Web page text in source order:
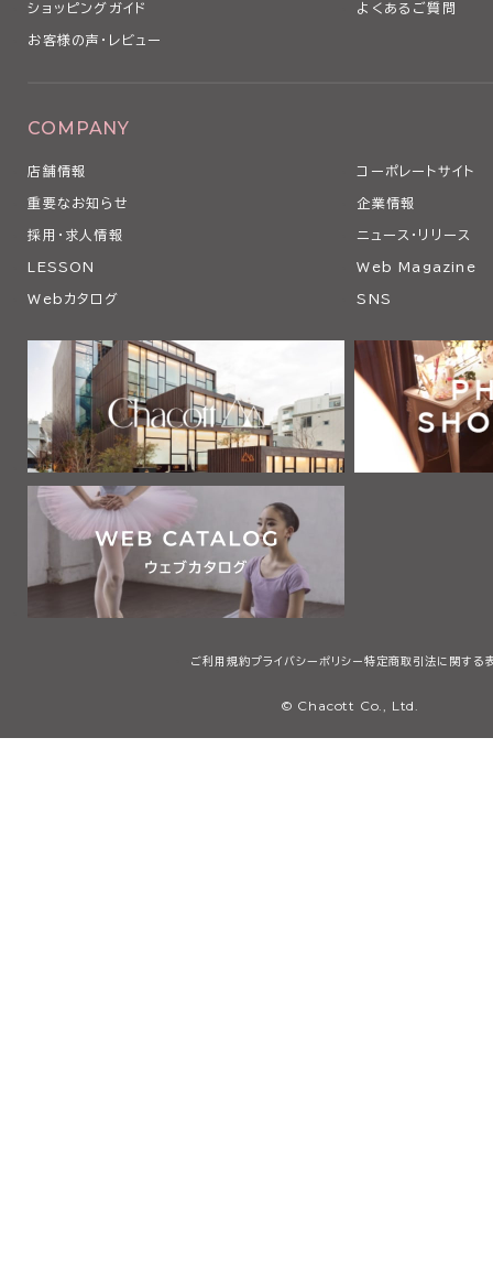
ショッピングガイド よくあるご質問
お客様の声・レビュー
COMPANY
店舗情報 コーポレートサイト
重要なお知らせ 企業情報
採用・求人情報 ニュース・リリース
LESSON Web Magazine
Webカタログ SNS
ご利用規約プライバシーポリシー 特定商取引法に関する
© Chacott Co., Ltd.